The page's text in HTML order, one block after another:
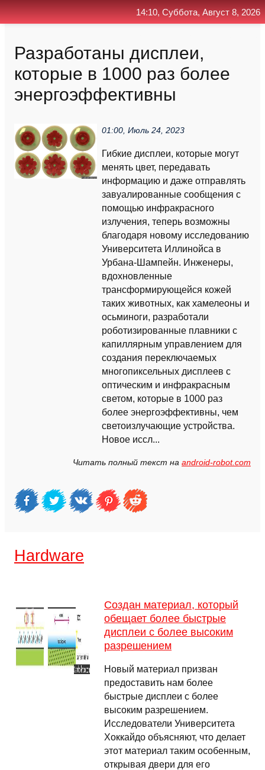
Разработаны дисплеи,
которые в 1000 раз более
энергоэффективны
01:00, Июль 24, 2023
Гибкие дисплеи, которые могут
менять цвет, передавать
информацию и даже отправлять
завуалированные сообщения с
помощью инфракрасного
излучения, теперь возможны
благодаря новому исследованию
Университета Иллинойса в
Урбана-Шампейн. Инженеры,
вдохновленные
трансформирующейся кожей
таких животных, как хамелеоны и
осьминоги, разработали
роботизированные плавники с
капиллярным управлением для
создания переключаемых
многопиксельных дисплеев с
оптическим и инфракрасным
светом, которые в 1000 раз
более энергоэффективны, чем
светоизлучающие устройства.
Новое иссл...
Читать полный текст на android-robot.com
Hardware
Создан материал, который
обещает более быстрые
дисплеи с более высоким
разрешением
Новый материал призван
предоставить нам более
быстрые дисплеи с более
высоким разрешением.
Исследователи Университета
Хоккайдо объясняют, что делает
этот материал таким особенным,
открывая двери для его
14:10, Суббота, Август 8, 2026